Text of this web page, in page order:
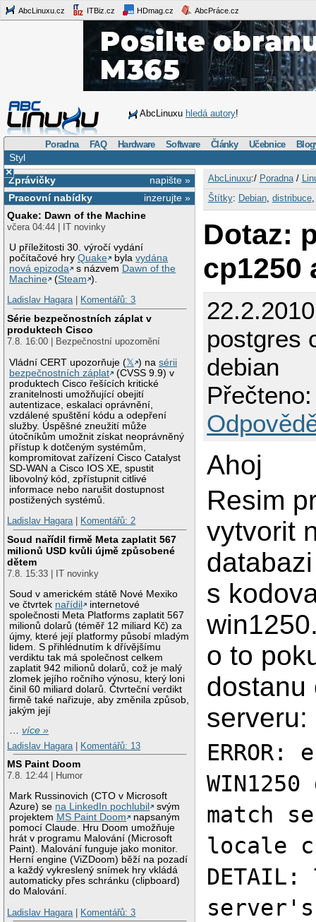
AbcLinuxu.cz ITBiz.cz HDmag.cz AbcPráce.cz
AbcLinuxu hledá autory!
Poradna FAQ Hardware Software Články Učebnice
Styl
×
napište »
Zprávičky
inzerujte »
Pracovní nabídky
Quake: Dawn of the Machine
včera 04:44 | IT novinky
U příležitosti 30. výročí vydání
počítačové hryQuake bylavydána
nová epizoda
s názvem Dawn of the
Machine
(Steam ).
Ladislav Hagara| Komentářů: 3
Série bezpečnostních záplat v
produktech Cisco
7.8. 16:00 | Bezpečnostní upozornění
Vládní CERT upozorňuje (𝕏 ) nasérii
bezpečnostních záplat
(CVSS 9.9) v
produktech Cisco řešících kritické
zranitelnosti umožňující obejití
autentizace, eskalaci oprávnění,
vzdálené spuštění kódu a odepření
služby. Úspěšné zneužití může
útočníkům umožnit získat neoprávněný
přístup k dotčeným systémům,
kompromitovat zařízení Cisco Catalyst
SD-WAN a Cisco IOS XE, spustit
libovolný kód, zpřístupnit citlivé
informace nebo narušit dostupnost
postižených systémů.
Ladislav Hagara| Komentářů: 2
Soud nařídil firmě Meta zaplatit 567
milionů USD kvůli újmě způsobené
dětem
7.8. 15:33 | IT novinky
Soud v americkém státě Nové Mexiko
ve čtvrtek nařídil
internetové
společnosti Meta Platforms zaplatit 567
milionů dolarů (téměř 12 miliard Kč) za
újmy, které její platformy působí mladým
lidem. S přihlédnutím k dřívějšímu
verdiktu tak má společnost celkem
zaplatit 942 milionů dolarů, což je malý
zlomek jejího ročního výnosu, který loni
činil 60 miliard dolarů. Čtvrteční verdikt
firmě také nařizuje, aby změnila způsob,
jakým její
…více »
Ladislav Hagara
Komentářů: 13
MS Paint Doom
7.8. 12:44 | Humor
Mark Russinovich (CTO v Microsoft
Azure) se na LinkedIn pochlubil
svým
projektem MS Paint Doom
napsaným
pomocí Claude. Hru Doom umožňuje
hrát v programu Malování (Microsoft
Paint). Malování funguje jako monitor.
Herní engine (ViZDoom) běží na pozadí
a každý vykreslený snímek hry vkládá
automaticky přes schránku (clipboard)
do Malování.
Ladislav Hagara
Komentářů: 3
AbcLinuxu:/ Poradna/
Štítky: Debian, distribuce
Dotaz:
cp1250
postgres
debian
Ahoj
Resim
vytvorit
s
o to
dostanu
serveru:
ERROR:
match
locale
DETAIL:
server's